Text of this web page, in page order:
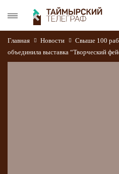
Главная Новости
Свыше 100
объединила выставка “Творческий